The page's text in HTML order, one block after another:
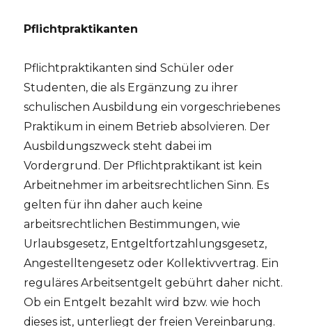
Pflichtpraktikanten
Pflichtpraktikanten sind Schüler oder
Studenten, die als Ergänzung zu ihrer
schulischen Ausbildung ein vorgeschriebenes
Praktikum in einem Betrieb absolvieren. Der
Ausbildungszweck steht dabei im
Vordergrund. Der Pflichtpraktikant ist kein
Arbeitnehmer im arbeitsrechtlichen Sinn. Es
gelten für ihn daher auch keine
arbeitsrechtlichen Bestimmungen, wie
Urlaubsgesetz, Entgeltfortzahlungsgesetz,
Angestelltengesetz oder Kollektivvertrag. Ein
reguläres Arbeitsentgelt gebührt daher nicht.
Ob ein Entgelt bezahlt wird bzw. wie hoch
dieses ist, unterliegt der freien Vereinbarung.